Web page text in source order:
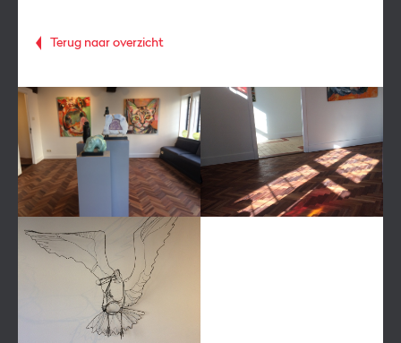
Terug naar overzicht